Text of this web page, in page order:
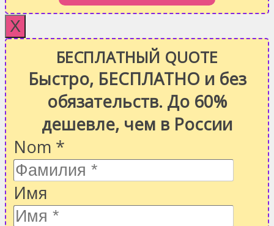
X
БЕСПЛАТНЫЙ QUOTE
Быстро, БЕСПЛАТНО и без
обязательств. До 60%
дешевле, чем в России
Nom *
Имя